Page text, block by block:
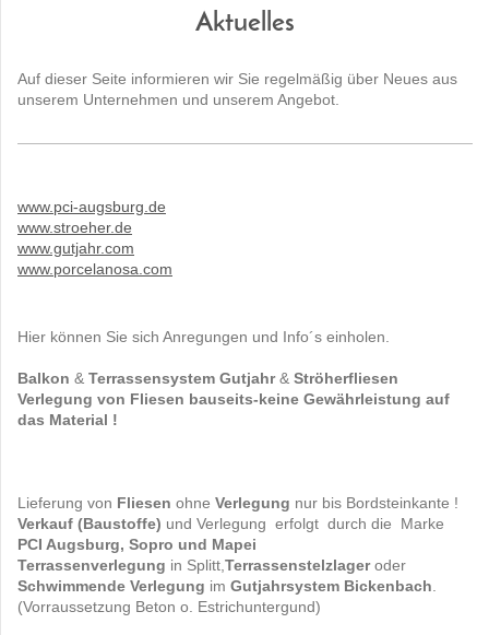
Aktuelles
Auf dieser Seite informieren wir Sie regelmäßig über Neues aus
unserem Unternehmen und unserem Angebot.
www.pci-augsburg.de
www.stroeher.de
www.gutjahr.com
www.porcelanosa.com
Hier können Sie sich Anregungen und Info´s einholen.
Balkon & Terrassensystem Gutjahr& Ströherfliesen
Verlegung von Fliesen bauseits-keine Gewährleistung auf
das Material !
Lieferung von Fliesen ohne Verlegung nur bis Bordsteinkante !
Verkauf (Baustoffe) und Verlegung erfolgt durch die Marke
PCI Augsburg, Sopro und Mapei
Terrassenverlegung in Splitt,Terrassenstelzlageroder
Schwimmende Verlegung im Gutjahrsystem Bickenbach.
(Vorraussetzung Beton o. Estrichuntergund)